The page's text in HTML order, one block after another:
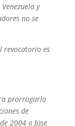
y
no se
revocatorio es
prorrogarlo
de
2004 o b)se